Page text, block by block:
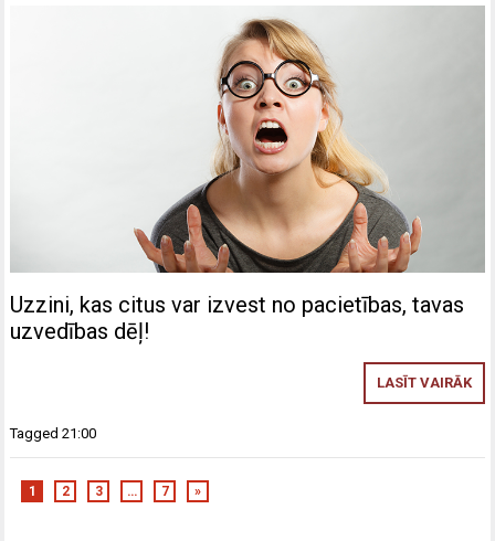
Uzzini, kas citus var izvest no pacietības, tavas
uzvedības dēļ!
LASĪT VAIRĀK
Tagged21:00
1 2 3 … 7 »